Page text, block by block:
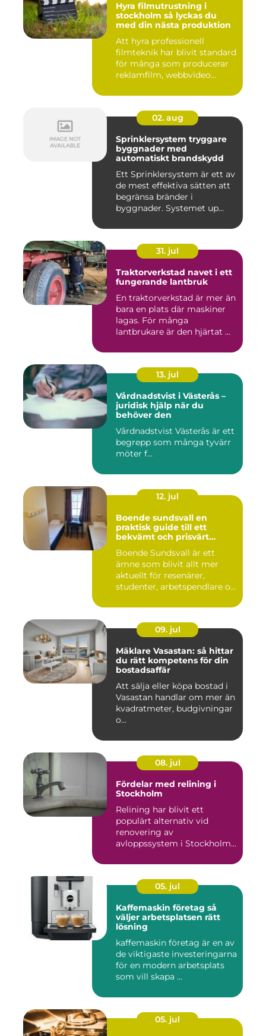
Hyra filmutrustning i
stockholm så lyckas du
med din nästa produktion
Att hyra professionell
filmteknik har blivit standard
för många som producerar
reklamfilm, webbvideo...
02. aug
Sprinklersystem tryggare
byggnader med
automatiskt brandskydd
Ett Sprinklersystem är ett av
de mest effektiva sätten att
begränsa bränder i
byggnader. Systemet up...
31. jul
Traktorverkstad navet i ett
fungerande lantbruk
En traktorverkstad är mer än
bara en plats där maskiner
lagas. För många
lantbrukare är den hjärtat ...
13. jul
Vårdnadstvist i Västerås –
juridisk hjälp när du
behöver den
Vårdnadstvist Västerås är ett
begrepp som många tyvärr
möter f...
12. jul
Boende sundsvall en
praktisk guide till ett
bekvämt och prisvärt
Boende Sundsvall är ett
ämne som blivit allt mer
aktuellt för resenärer,
studenter, arbetspendlare o...
09. jul
Mäklare Vasastan: så hittar
du rätt kompetens för din
bostadsaffär
Att sälja eller köpa bostad i
Vasastan handlar om mer än
kvadratmeter, budgivningar
o...
08. jul
Fördelar med relining i
Stockholm
Relining har blivit ett
populärt alternativ vid
renovering av
avloppssystem i Stockholm.
05. jul
Kaffemaskin företag så
väljer arbetsplatsen rätt
lösning
kaffemaskin företag är en av
de viktigaste investeringarna
för en modern arbetsplats
som vill skapa ...
05. jul